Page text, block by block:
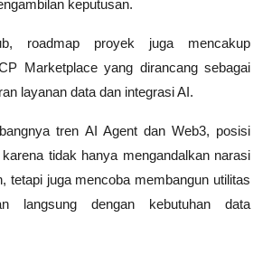
keputusan.
roadmap proyek juga mencakup
Marketplace yang dirancang sebagai
layanan data dan integrasi AI.
tren AI Agent dan Web3, posisi
tidak hanya mengandalkan narasi
tetapi juga mencoba membangun utilitas
langsung dengan kebutuhan data